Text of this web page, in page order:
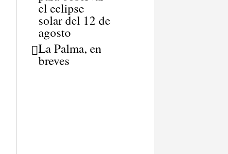
el eclipse
solar del 12 de
agosto
La Palma, en
breves